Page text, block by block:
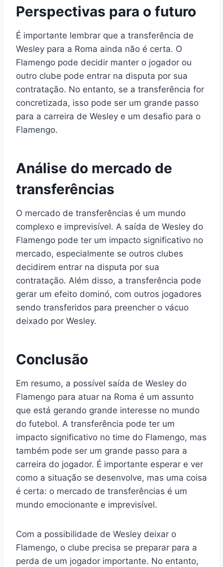
Perspectivas para o futuro
É importante lembrar que a transferência de
Wesley para a Roma ainda não é certa. O
Flamengo pode decidir manter o jogador ou
outro clube pode entrar na disputa por sua
contratação. No entanto, se a transferência for
concretizada, isso pode ser um grande passo
para a carreira de Wesley e um desafio para o
Flamengo.
Análise do mercado de
transferências
O mercado de transferências é um mundo
complexo e imprevisível. A saída de Wesley do
Flamengo pode ter um impacto significativo no
mercado, especialmente se outros clubes
decidirem entrar na disputa por sua
contratação. Além disso, a transferência pode
gerar um efeito dominó, com outros jogadores
sendo transferidos para preencher o vácuo
deixado por Wesley.
Conclusão
Em resumo, a possível saída de Wesley do
Flamengo para atuar na Roma é um assunto
que está gerando grande interesse no mundo
do futebol. A transferência pode ter um
impacto significativo no time do Flamengo, mas
também pode ser um grande passo para a
carreira do jogador. É importante esperar e ver
como a situação se desenvolve, mas uma coisa
é certa: o mercado de transferências é um
mundo emocionante e imprevisível.
Com a possibilidade de Wesley deixar o
Flamengo, o clube precisa se preparar para a
perda de um jogador importante. No entanto,